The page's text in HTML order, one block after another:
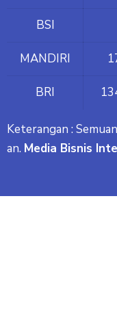
BSI
MANDIRI
BRI
Keterangan :
an. Media Bisnis